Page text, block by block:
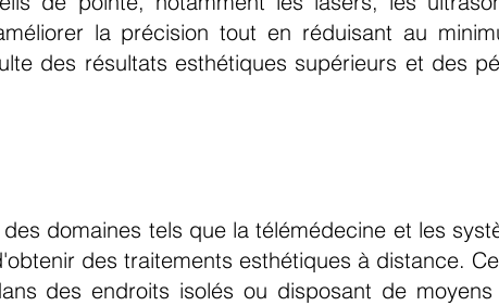
la précision tout en réduisant au
des résultats esthétiques supérieurs et des
domaines tels que la télémédecine et les
des traitements esthétiques à distance.
des endroits isolés ou disposant de